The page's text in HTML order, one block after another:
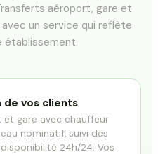
aéroport, gare et
un service qui reflète
établissement.
de vos clients
et gare avec chauffeur
nominatif, suivi des
24h/24. Vos